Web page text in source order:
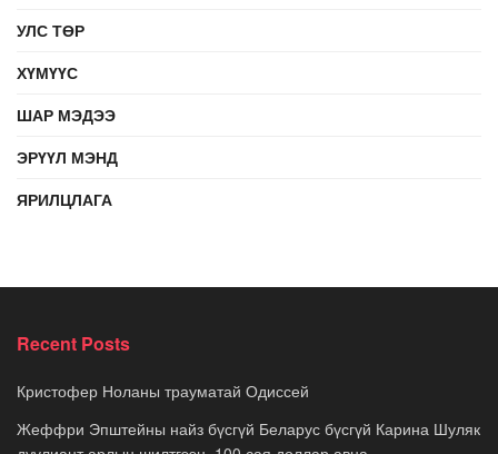
УЛС ТӨР
ХҮМҮҮС
ШАР МЭДЭЭ
ЭРҮҮЛ МЭНД
ЯРИЛЦЛАГА
Recent Posts
Кристофер Ноланы трауматай Одиссей
Жеффри Эпштейны найз бүсгүй Беларус бүсгүй Карина Шуляк